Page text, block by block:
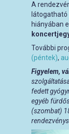
A
hiányában
További
(péntek),
Figyelem,
fedett
egyéb
(szombat)